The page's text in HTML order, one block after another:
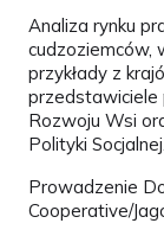
Analiza rynku
cudzoziemców,
przykłady z
przedstawiciele
Rozwoju Wsi
Polityki Socjalnej.
Prowadzenie
Cooperative/